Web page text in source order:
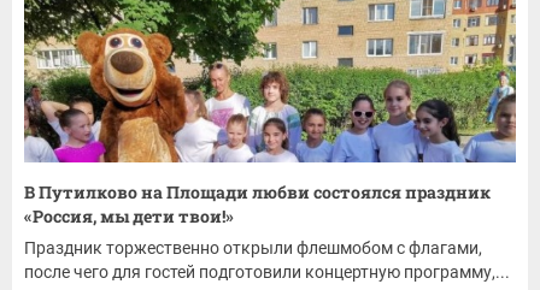
В Путилково на Площади любви состоялся праздник
«Россия, мы дети твои!»
Праздник торжественно открыли флешмобом с флагами,
после чего для гостей подготовили концертную программу,...